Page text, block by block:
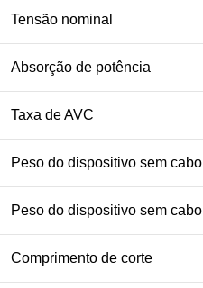
Tensão nominal
Absorção de potência
Taxa de AVC
Peso do dispositivo sem cabo
Peso do dispositivo sem cabo
Comprimento de corte